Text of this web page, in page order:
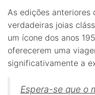
As edições anteriores
verdadeiras joias
um ícone dos anos
oferecerem uma
significativamente a
Espera-se que o